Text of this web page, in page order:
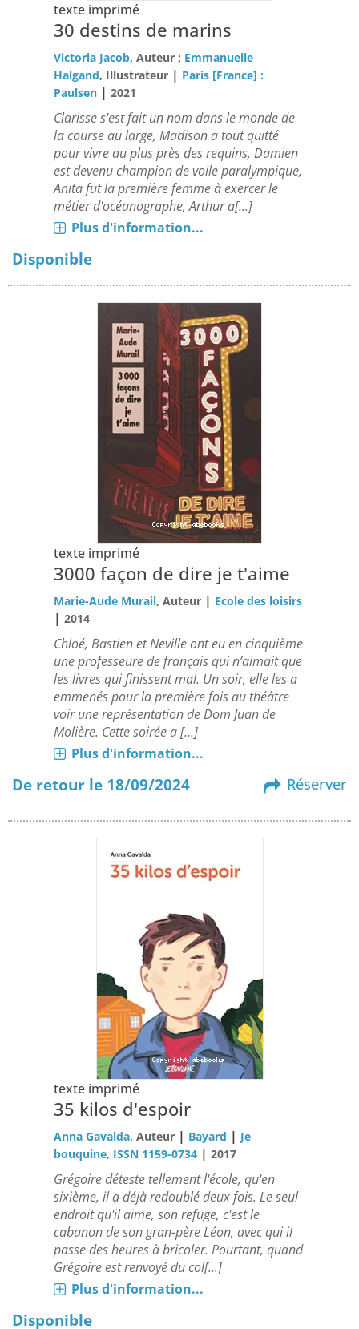
texte imprimé
30 destins de marins
Victoria Jacob, Auteur ; Emmanuelle
Halgand, Illustrateur | Paris [France] :
Paulsen |2021
Clarisse s'est fait un nom dans le monde de
la course au large, Madison a tout quitté
pour vivre au plus près des requins, Damien
est devenu champion de voile paralympique,
Anita fut la première femme à exercer le
métier d'océanographe, Arthur a[...]
Plus d'information...
Disponible
texte imprimé
3000 façon de dire je t'aime
Marie-Aude Murail, Auteur | Ecole des loisirs
|2014
Chloé, Bastien et Neville ont eu en cinquième
une professeure de français qui n’aimait que
les livres qui finissent mal. Un soir, elle les a
emmenés pour la première fois au théâtre
voir une représentation de Dom Juan de
Molière. Cette soirée a [...]
Plus d'information...
Réserver
De retour le 18/09/2024
texte imprimé
35 kilos d'espoir
Anna Gavalda, Auteur | Bayard | Je
bouquine, ISSN 1159-0734 |2017
Grégoire déteste tellement l'école, qu'en
sixième, il a déjà redoublé deux fois. Le seul
endroit qu'il aime, son refuge, c'est le
cabanon de son gran-père Léon, avec qui il
passe des heures à bricoler. Pourtant, quand
Grégoire est renvoyé du col[...]
Plus d'information...
Disponible